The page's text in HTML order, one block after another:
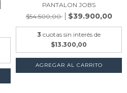
PANTALON JOBS
$54.500,00
$39.900,00
3 cuotas sin interés de
$13.300,00
AGREGAR AL CARRITO